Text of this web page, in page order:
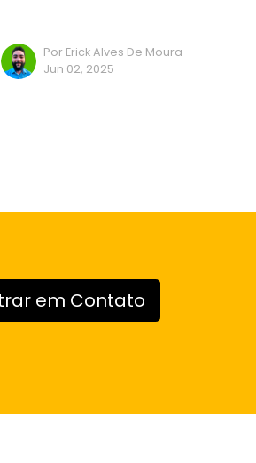
Por Erick Alves De Moura
Jun 02, 2025
em Contato